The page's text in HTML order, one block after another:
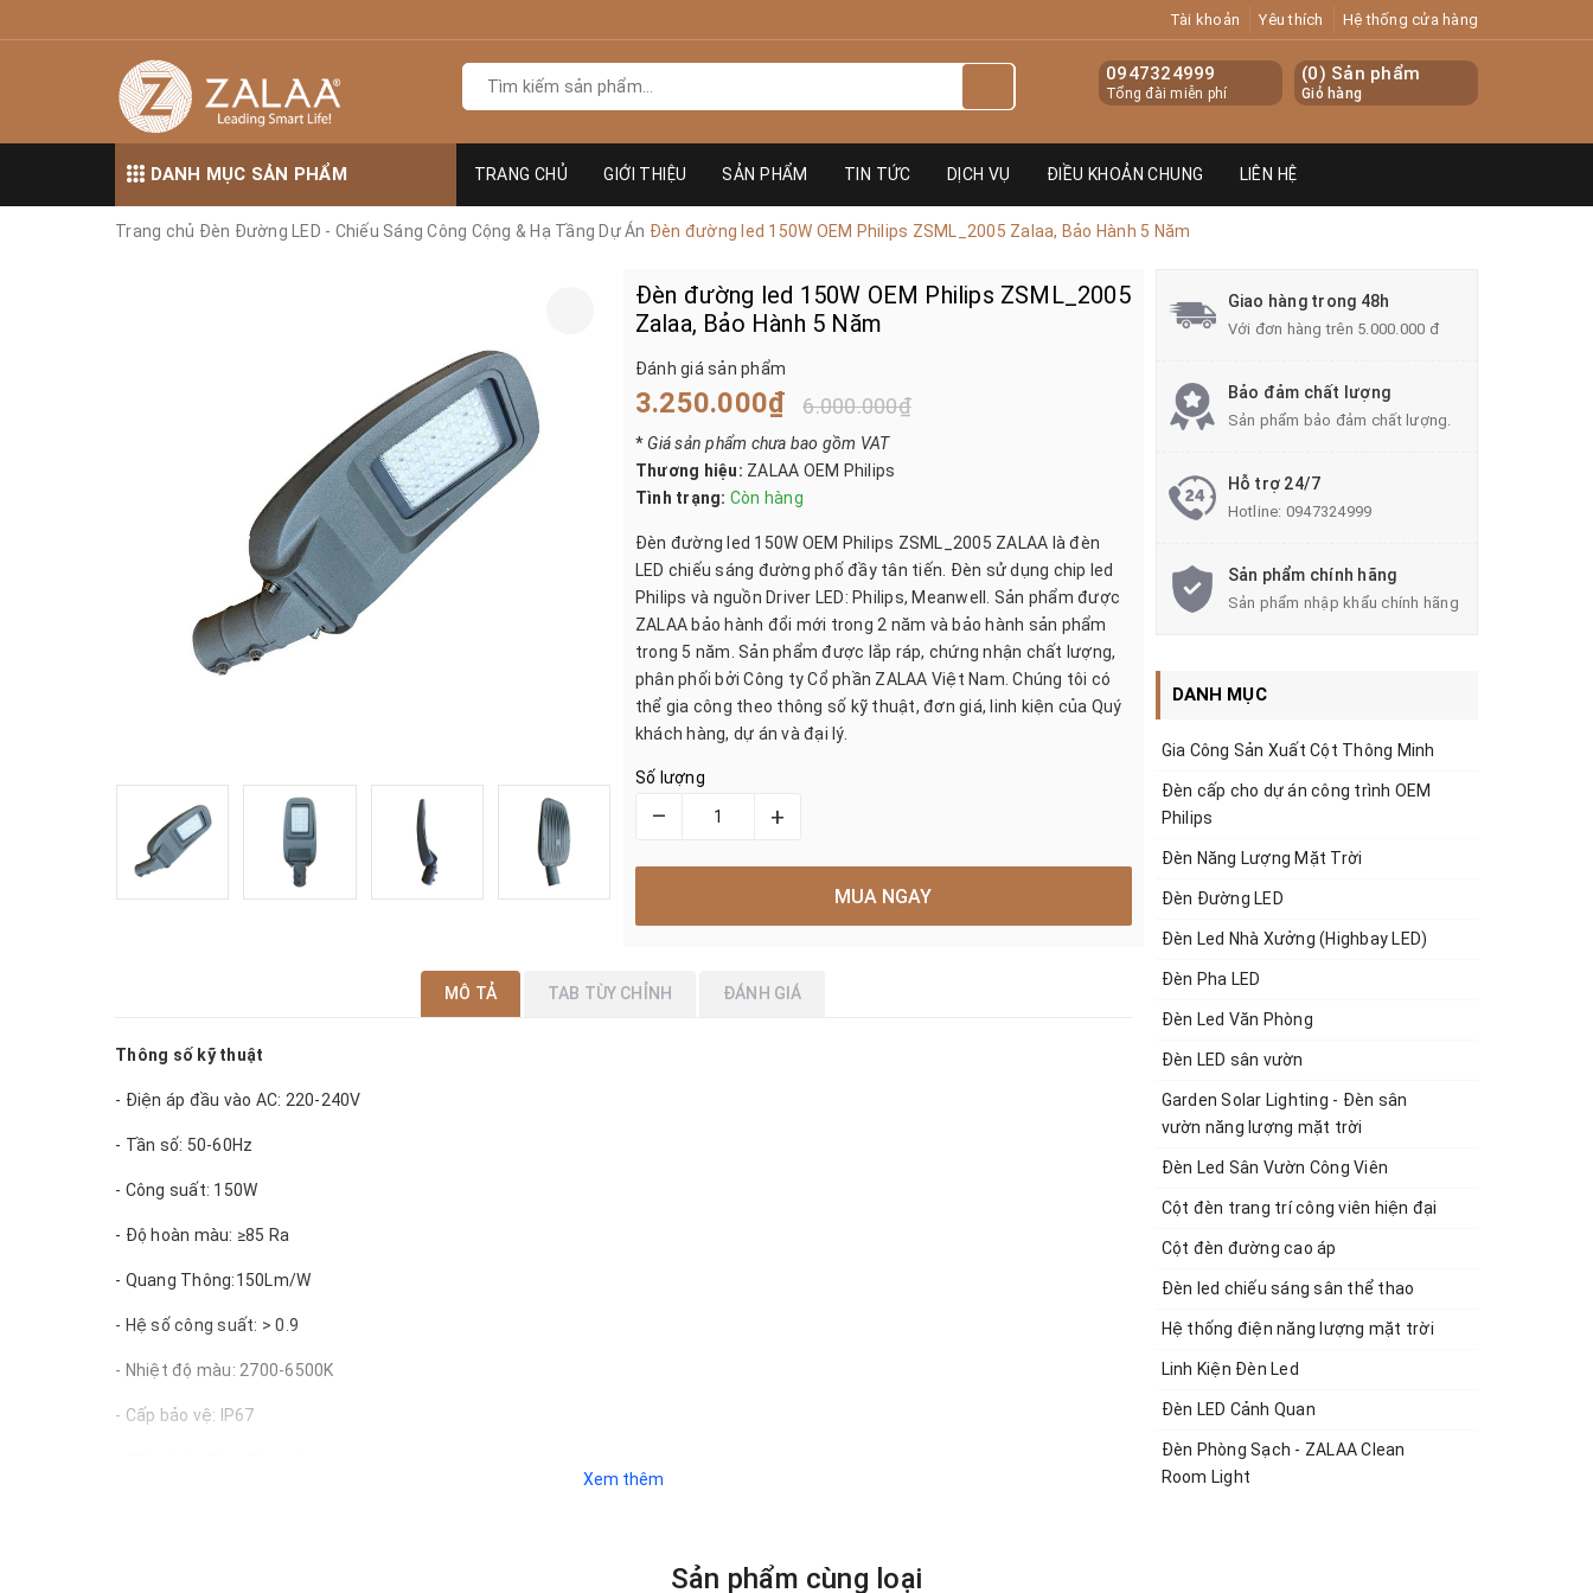
Tài khoản Yêu thích Hệ thống cửa hàng
(0) Sản phẩm
Giỏ hàng
0947324999
Tổng đài miễn phí
DANH MỤC SẢN PHẨM TRANG CHỦ GIỚI THIỆU SẢN PHẨM TIN TỨC DỊCH VỤ ĐIỀU KHOẢN CHUNG LIÊN HỆ
Trang chủ Đèn Đường LED - Chiếu Sáng Công Cộng & Hạ Tầng Dự Án Đèn đường led 150W OEM Philips ZSML_2005 Zalaa, Bảo Hành 5 Năm
Đèn đường led 150W OEM Philips ZSML_2005
Zalaa, Bảo Hành 5 Năm
Đánh giá sản phẩm
3.250.000₫ 6.000.000₫
*Giá sản phẩm chưa bao gồm VAT
Thương hiệu: ZALAA OEM Philips
Tình trạng: Còn hàng
Đèn đường led 150W OEM Philips ZSML_2005 ZALAA là đèn
LED chiếu sáng đường phố đầy tân tiến. Đèn sử dụng chip led
Philips và nguồn Driver LED: Philips, Meanwell. Sản phẩm được
ZALAA bảo hành đổi mới trong 2 năm và bảo hành sản phẩm
trong 5 năm. Sản phẩm được lắp ráp, chứng nhận chất lượng,
phân phối bởi Công ty Cổ phần ZALAA Việt Nam. Chúng tôi có
thể gia công theo thông số kỹ thuật, đơn giá, linh kiện của Quý
khách hàng, dự án và đại lý.
Số lượng
– +
MUA NGAY
MÔ TẢ TAB TÙY CHỈNH ĐÁNH GIÁ
Thông số kỹ thuật
- Điện áp đầu vào AC: 220-240V
- Tần số: 50-60Hz
- Công suất: 150W
- Độ hoàn màu: ≥85 Ra
- Quang Thông:150Lm/W
- Hệ số công suất: > 0.9
- Nhiệt độ màu: 2700-6500K
- Cấp bảo vệ: IP67
Xem thêm
Giao hàng trong 48h
Với đơn hàng trên 5.000.000 đ
Bảo đảm chất lượng
Sản phẩm bảo đảm chất lượng.
Hỗ trợ 24/7
Hotline: 0947324999
Sản phẩm chính hãng
Sản phẩm nhập khẩu chính hãng
DANH MỤC
Gia Công Sản Xuất Cột Thông Minh
Đèn cấp cho dự án công trình OEM
Philips
Đèn Năng Lượng Mặt Trời
Đèn Đường LED
Đèn Led Nhà Xưởng (Highbay LED)
Đèn Pha LED
Đèn Led Văn Phòng
Đèn LED sân vườn
Garden Solar Lighting - Đèn sân
vườn năng lượng mặt trời
Đèn Led Sân Vườn Công Viên
Cột đèn trang trí công viên hiện đại
Cột đèn đường cao áp
Đèn led chiếu sáng sân thể thao
Hệ thống điện năng lượng mặt trời
Linh Kiện Đèn Led
Đèn LED Cảnh Quan
Đèn Phòng Sạch - ZALAA Clean
Room Light
Sản phẩm cùng loại